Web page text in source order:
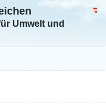
Umwelt und